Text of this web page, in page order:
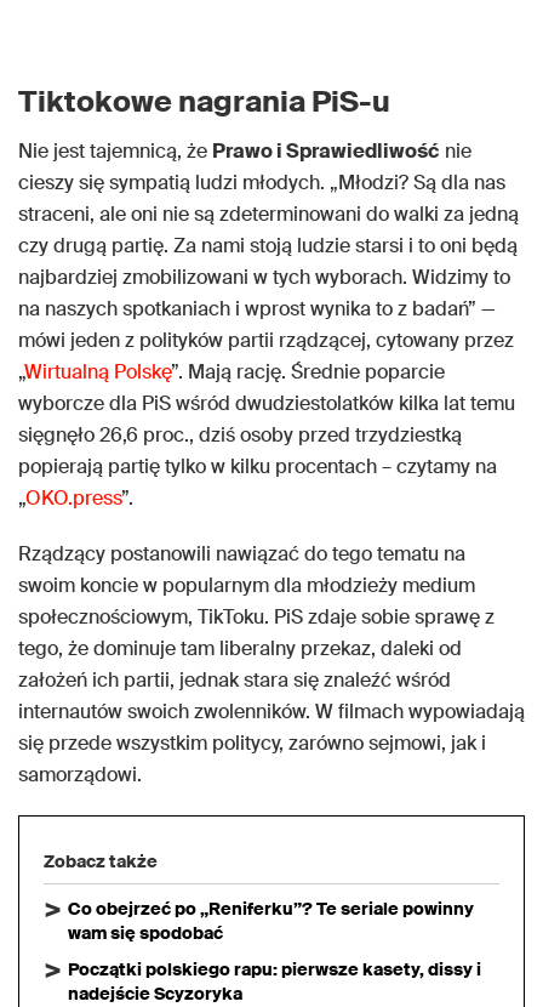
Tiktokowe nagrania PiS-u
Nie jest tajemnicą, że Prawo i Sprawiedliwość nie
cieszy się sympatią ludzi młodych. „Młodzi? Są dla nas
straceni, ale oni nie są zdeterminowani do walki za jedną
czy drugą partię. Za nami stoją ludzie starsi i to oni będą
najbardziej zmobilizowani w tych wyborach. Widzimy to
na naszych spotkaniach i wprost wynika to z badań” —
mówi jeden z polityków partii rządzącej, cytowany przez
„Wirtualną Polskę”. Mają rację. Średnie poparcie
wyborcze dla PiS wśród dwudziestolatków kilka lat temu
sięgnęło 26,6 proc., dziś osoby przed trzydziestką
popierają partię tylko w kilku procentach – czytamy na
„OKO.press”.
Rządzący postanowili nawiązać do tego tematu na
swoim koncie w popularnym dla młodzieży medium
społecznościowym, TikToku. PiS zdaje sobie sprawę z
tego, że dominuje tam liberalny przekaz, daleki od
założeń ich partii, jednak stara się znaleźć wśród
internautów swoich zwolenników. W filmach wypowiadają
się przede wszystkim politycy, zarówno sejmowi, jak i
samorządowi.
Zobacz także
Co obejrzeć po „Reniferku”? Te seriale powinny
wam się spodobać
Początki polskiego rapu: pierwsze kasety, dissy i
nadejście Scyzoryka